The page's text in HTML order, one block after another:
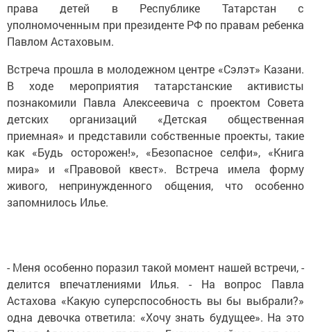
права детей в Республике Татарстан с
уполномоченным при президенте РФ по правам ребенка
Павлом Астаховым.
Встреча прошла в молодежном центре «Сэлэт» Казани.
В ходе мероприятия татарстанские активисты
познакомили Павла Алексеевича с проектом Совета
детских организаций «Детская общественная
приемная» и представили собственные проекты, такие
как «Будь осторожен!», «Безопасное селфи», «Книга
мира» и «Правовой квест». Встреча имела форму
живого, непринужденного общения, что особенно
запомнилось Илье.
- Меня особенно поразил такой момент нашей встречи, -
делится впечатлениями Илья. - На вопрос Павла
Астахова «Какую суперспособность вы бы выбрали?»
одна девочка ответила: «Хочу знать будущее». На это